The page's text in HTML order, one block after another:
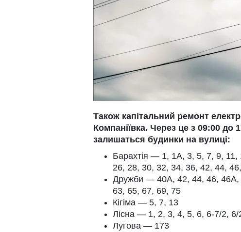
Також капітальний ремонт
Компаніївка. Через це з 09:00 до
залишаться будинки на вулиці:
Барахтія — 1, 1А, 3, 5, 7, 9,
26, 28, 30, 32, 34, 36, 42, 44,
Дружби — 40А, 42, 44, 46, 46А,
63, 65, 67, 69, 75
Кігіма — 5, 7, 13
Лісна — 1, 2, 3, 4, 5, 6, 6-7/2,
Лугова — 173